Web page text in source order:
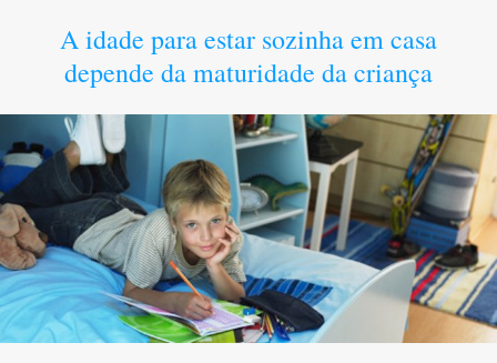
A idade para estar sozinha em casa
depende da maturidade da criança